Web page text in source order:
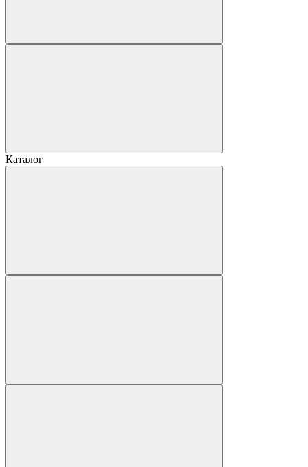
Каталог